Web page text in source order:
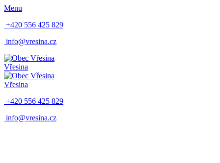
Menu
+420 556 425 829
info@vresina.cz
Vřesina
Vřesina
+420 556 425 829
info@vresina.cz